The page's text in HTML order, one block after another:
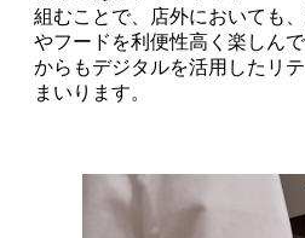
組むことで、店外においても
やフードを利便性高く楽しん
からもデジタルを活用したリ
まいります。